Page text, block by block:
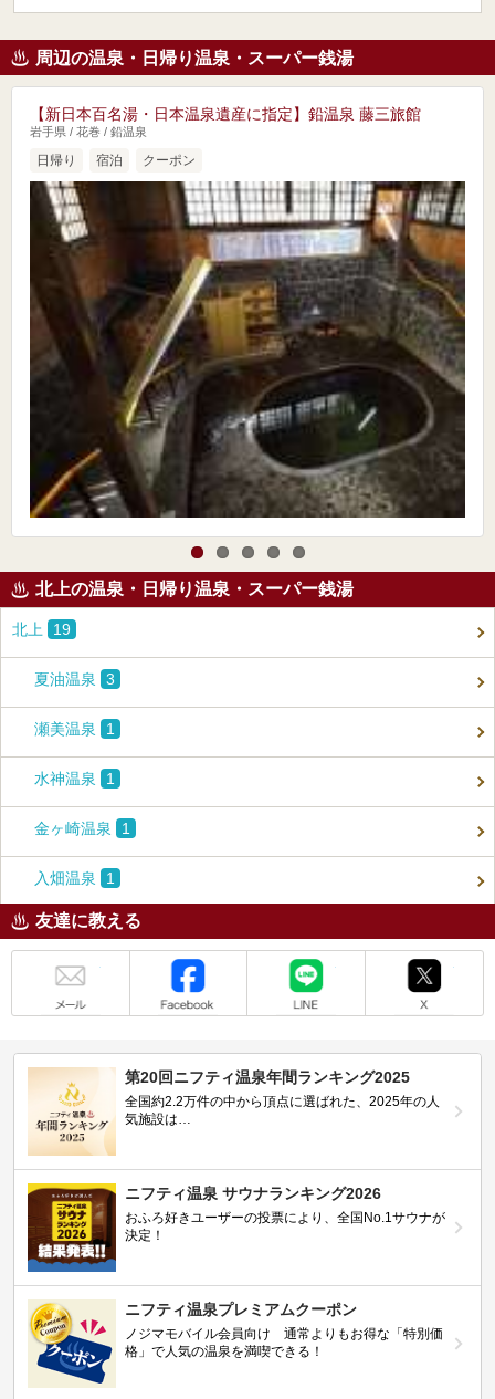
周辺の温泉・日帰り温泉・スーパー銭湯
【新日本百名湯・日本温泉遺産に指定】鉛温泉 藤三旅館
岩手県 / 花巻 / 鉛温泉
日帰り 宿泊 クーポン
北上の温泉・日帰り温泉・スーパー銭湯
北上 19
夏油温泉 3
瀬美温泉 1
水神温泉 1
金ヶ崎温泉 1
入畑温泉 1
友達に教える
第20回ニフティ温泉年間ランキング2025
全国約2.2万件の中から頂点に選ばれた、2025年の人
気施設は…
ニフティ温泉 サウナランキング2026
おふろ好きユーザーの投票により、全国No.1サウナが
決定！
ニフティ温泉プレミアムクーポン
ノジマモバイル会員向け 通常よりもお得な「特別価
格」で人気の温泉を満喫できる！